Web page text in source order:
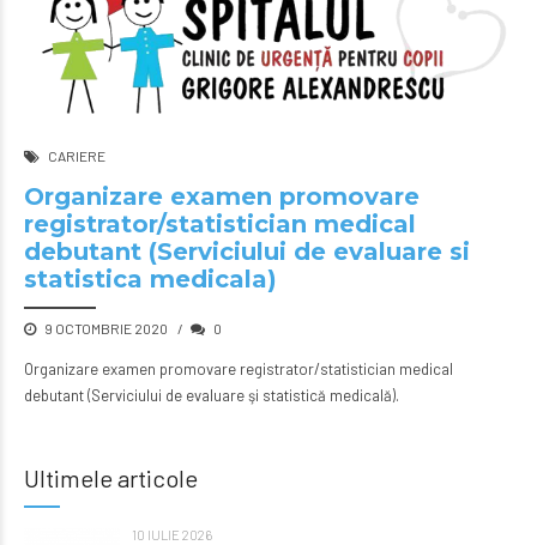
CARIERE
Organizare examen promovare
registrator/statistician medical
debutant (Serviciului de evaluare si
statistica medicala)
9 OCTOMBRIE 2020 0
Organizare examen promovare registrator/statistician medical
debutant (Serviciului de evaluare şi statistică medicală).
Ultimele articole
10 IULIE 2026